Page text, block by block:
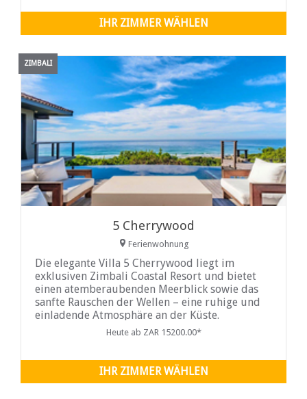
IHR ZIMMER WÄHLEN
ZIMBALI
5 Cherrywood
Ferienwohnung
Die elegante Villa 5 Cherrywood liegt im
exklusiven Zimbali Coastal Resort und bietet
einen atemberaubenden Meerblick sowie das
sanfte Rauschen der Wellen – eine ruhige und
einladende Atmosphäre an der Küste.
Eingebettet in ein sicheres Anwesen, bietet die
Zugang zur umliegenden Natur.
Heute ab ZAR 15200.00*
IHR ZIMMER WÄHLEN